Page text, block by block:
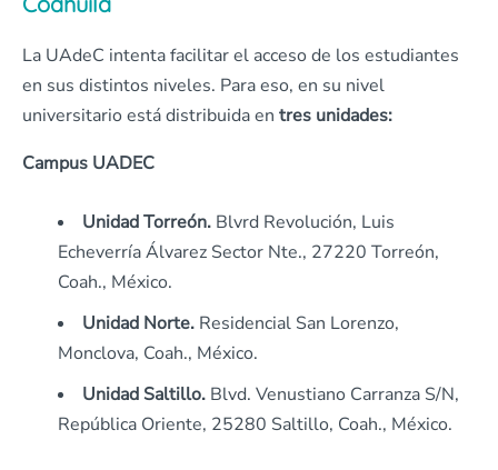
La UAdeC intenta facilitar el acceso de los estudiantes
en sus distintos niveles. Para eso, en su nivel
universitario está distribuida en tres unidades:
Campus UADEC
Unidad Torreón. Blvrd Revolución, Luis
Echeverría Álvarez Sector Nte., 27220 Torreón,
Coah., México.
Unidad Norte. Residencial San Lorenzo,
Monclova, Coah., México.
Unidad Saltillo. Blvd. Venustiano Carranza S/N,
República Oriente, 25280 Saltillo, Coah., México.